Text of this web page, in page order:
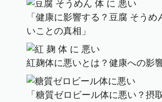
「健康に影響する？豆腐 そうめ
いことの真相」
紅麹体に悪いとは？健康への影
「糖質ゼロビール体に悪い？摂